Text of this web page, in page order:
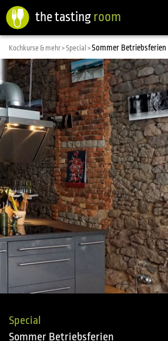
the tasting room
Kochkurse & mehr >Special >Sommer Betriebsferien
Special
Sommer Betriebsferien